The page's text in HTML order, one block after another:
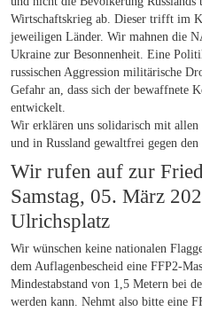
Wirtschaftskrieg ab. Dieser trifft im
jeweiligen Länder. Wir mahnen die
Ukraine zur Besonnenheit. Eine
russischen Aggression militärische
Gefahr an, dass sich der bewaffnete
entwickelt.
Wir erklären uns solidarisch mit
und in Russland gewaltfrei gegen den
Wir rufen auf zur
Samstag, 05. März
Ulrichsplatz
Wir wünschen keine nationalen
dem Auflagenbescheid eine FFP2-
Mindestabstand von 1,5 Metern bei
werden kann. Nehmt also bitte eine